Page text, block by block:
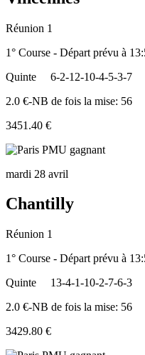
Réunion 1
1° Course - Départ prévu à
Quinte
6-2-12-10-4-5-3-7
2.0 €-NB de fois la mise: 56
3451.40 €
mardi 28 avril
Chantilly
Réunion 1
1° Course - Départ prévu à
Quinte
13-4-1-10-2-7-6-3
2.0 €-NB de fois la mise: 56
3429.80 €